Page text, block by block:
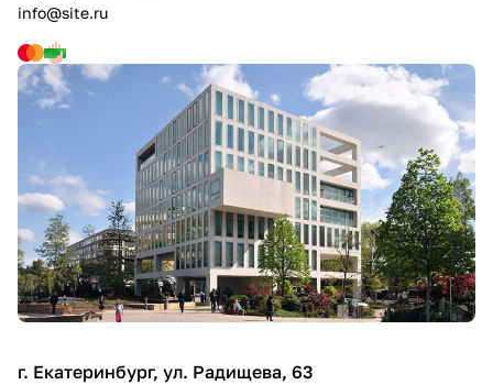
info@site.ru
г. Екатеринбург, ул. Радищева, 63